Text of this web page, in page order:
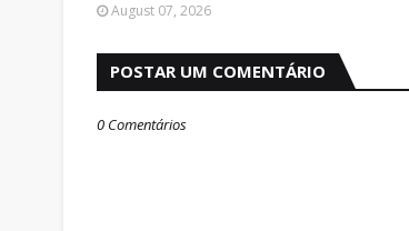
August 07, 2026
POSTAR UM COMENTÁRIO
0 Comentários